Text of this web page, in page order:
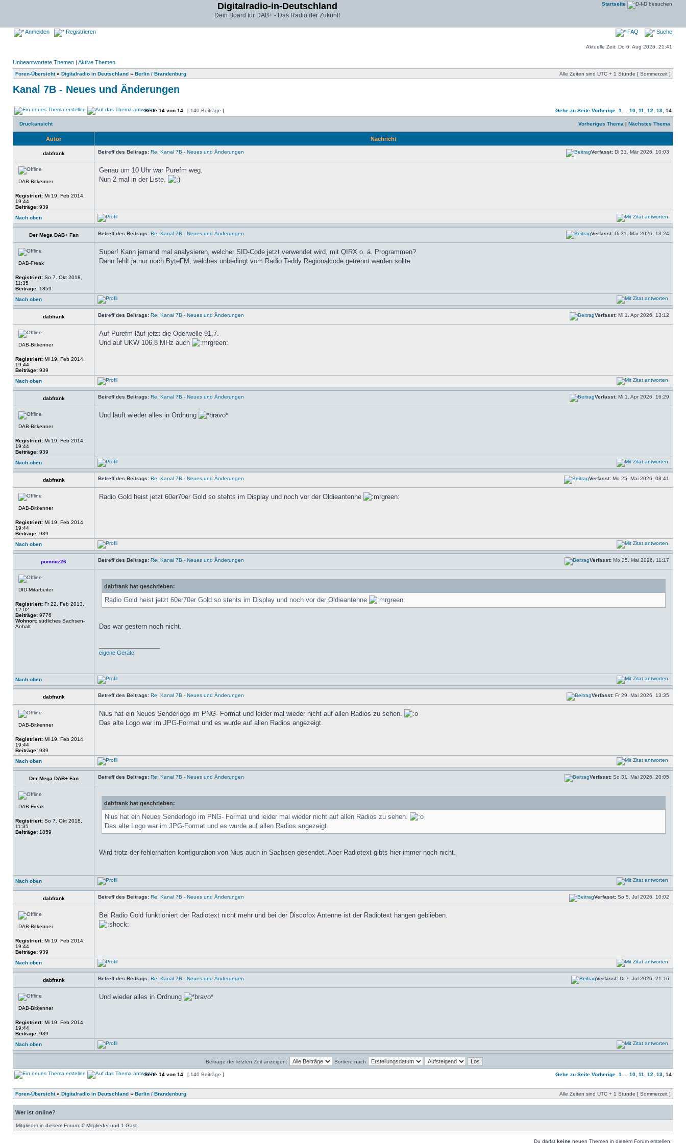
Digitalradio-in-Deutschland
Dein Board für DAB+ - Das Radio der Zukunft
Startseite
Anmelden Registrieren FAQ Suche
Aktuelle Zeit: Do 6. Aug 2026, 21:41
Unbeantwortete Themen | Aktive Themen
Foren-Übersicht» Digitalradio in Deutschland » Berlin / Brandenburg Alle Zeiten sind UTC + 1 Stunde [ Sommerzeit ]
Kanal 7B - Neues und Änderungen
Seite 14 von 14 [ 140 Beiträge ] Gehe zu Seite Vorherige 1 10 11 12 13 14
Druckansicht Vorheriges Thema | Nächstes Thema
Autor Nachricht
dabfrank Betreff des Beitrags: Re: Kanal 7B - Neues und Änderungen Verfasst: Di 31. Mär 2026, 10:03
DAB-Bitkenner
Registriert: Mi 19. Feb 2014,
19:44
Beiträge: 939
Genau um 10 Uhr war Purefm weg.
Nun 2 mal in der Liste.
Nach oben
Der Mega DAB+ Fan Betreff des Beitrags: Re: Kanal 7B - Neues und Änderungen Verfasst: Di 31. Mär 2026, 13:24
DAB-Freak
Registriert: So 7. Okt 2018,
11:35
Beiträge: 1859
Super! Kann jemand mal analysieren, welcher SID-Code jetzt verwendet wird, mit QIRX o. ä. Programmen?
Dann fehlt ja nur noch ByteFM, welches unbedingt vom Radio Teddy Regionalcode getrennt werden sollte.
Nach oben
dabfrank Betreff des Beitrags: Re: Kanal 7B - Neues und Änderungen Verfasst: Mi 1. Apr 2026, 13:12
DAB-Bitkenner
Registriert: Mi 19. Feb 2014,
19:44
Beiträge: 939
Auf Purefm läuf jetzt die Oderwelle 91,7.
Und auf UKW 106,8 MHz auch
Nach oben
dabfrank Betreff des Beitrags: Re: Kanal 7B - Neues und Änderungen Verfasst: Mi 1. Apr 2026, 16:29
DAB-Bitkenner
Registriert: Mi 19. Feb 2014,
19:44
Beiträge: 939
Und läuft wieder alles in Ordnung
Nach oben
dabfrank Betreff des Beitrags: Re: Kanal 7B - Neues und Änderungen Verfasst: Mo 25. Mai 2026, 08:41
DAB-Bitkenner
Registriert: Mi 19. Feb 2014,
19:44
Beiträge: 939
Radio Gold heist jetzt 60er70er Gold so stehts im Display und noch vor der Oldieantenne
Nach oben
pomnitz26 Betreff des Beitrags: Re: Kanal 7B - Neues und Änderungen Verfasst: Mo 25. Mai 2026, 11:17
DID-Mitarbeiter
Registriert: Fr 22. Feb 2013,
12:02
Beiträge: 9776
Wohnort: südliches Sachsen-
Anhalt
dabfrank hat geschrieben:
Radio Gold heist jetzt 60er70er Gold so stehts im Display und noch vor der Oldieantenne
Das war gestern noch nicht.
eigene Geräte
Nach oben
dabfrank Betreff des Beitrags: Re: Kanal 7B - Neues und Änderungen Verfasst: Fr 29. Mai 2026, 13:35
DAB-Bitkenner
Registriert: Mi 19. Feb 2014,
19:44
Beiträge: 939
Nius hat ein Neues Senderlogo im PNG- Format und leider mal wieder nicht auf allen Radios zu sehen.
Das alte Logo war im JPG-Format und es wurde auf allen Radios angezeigt.
Nach oben
Der Mega DAB+ Fan Betreff des Beitrags: Re: Kanal 7B - Neues und Änderungen Verfasst: So 31. Mai 2026, 20:05
DAB-Freak
Registriert: So 7. Okt 2018,
11:35
Beiträge: 1859
dabfrank hat geschrieben:
Nius hat ein Neues Senderlogo im PNG- Format und leider mal wieder nicht auf allen Radios zu sehen.
Das alte Logo war im JPG-Format und es wurde auf allen Radios angezeigt.
Wird trotz der fehlerhaften konfiguration von Nius auch in Sachsen gesendet. Aber Radiotext gibts hier immer noch nicht.
Nach oben
dabfrank Betreff des Beitrags: Re: Kanal 7B - Neues und Änderungen Verfasst: So 5. Jul 2026, 10:02
DAB-Bitkenner
Registriert: Mi 19. Feb 2014,
19:44
Beiträge: 939
Bei Radio Gold funktioniert der Radiotext nicht mehr und bei der Discofox Antenne ist der Radiotext hängen geblieben.
Nach oben
dabfrank Betreff des Beitrags: Re: Kanal 7B - Neues und Änderungen Verfasst: Di 7. Jul 2026, 21:16
DAB-Bitkenner
Registriert: Mi 19. Feb 2014,
19:44
Beiträge: 939
Und wieder alles in Ordnung
Nach oben
Beiträge der letzten Zeit anzeigen: Sortiere nach
Seite 14 von 14 [ 140 Beiträge ] Gehe zu Seite Vorherige 1 10 11 12 13 14
Foren-Übersicht» Digitalradio in Deutschland » Berlin / Brandenburg Alle Zeiten sind UTC + 1 Stunde [ Sommerzeit ]
Wer ist online?
Mitglieder in diesem Forum: 0 Mitglieder und 1 Gast
Du darfst keine neuen Themen in diesem Forum erstellen.